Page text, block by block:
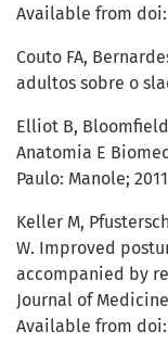
Available from doi:
Couto FA,
adultos sobre o
Elliot B, Bloomfield
Anatomia E
Paulo: Manole;
Keller M,
W. Improved
accompanied by
Journal of
Available from doi: